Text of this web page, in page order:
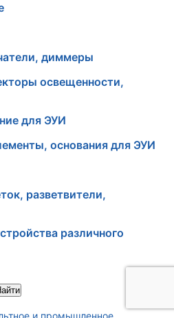
диммеры
освещенности,
для ЭУИ
основания для ЭУИ
разветвители,
различного
и промышленное